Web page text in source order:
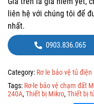
liên hệ với chúng tôi để
nhất.
0903.836.065
Category: Rơ le bảo vệ tủ điện
Tags: Rơ-le bảo vệ chạm đất
240A, Thiết bị Mikro, Thiết bị